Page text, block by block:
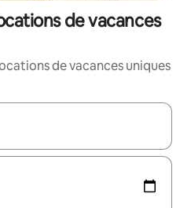
de vacances
de vacances uniques
utilisez les flèches vers le